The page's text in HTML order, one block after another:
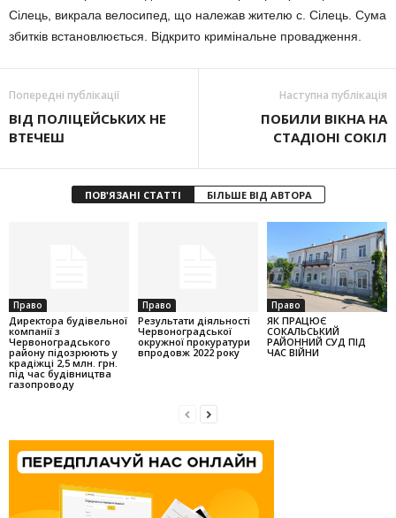
Сілець, викрала велосипед, що належав жителю с. Сілець. Сума
збитків встановлюється. Відкрито кримінальне провадження.
Попередні публікації
ВІД ПОЛІЦЕЙСЬКИХ НЕ
ВТЕЧЕШ
Наступна публікація
ПОБИЛИ ВІКНА НА
СТАДІОНІ СОКІЛ
ПОВ'ЯЗАНІ СТАТТІ БІЛЬШЕ ВІД АВТОРА
Право
Директора будівельної
компанії з
Червоноградського
району підозрюють у
крадіжці 2,5 млн. грн.
під час будівництва
газопроводу
Право
Результати діяльності
Червоноградської
окружної прокуратури
впродовж 2022 року
Право
ЯК ПРАЦЮЄ
СОКАЛЬСЬКИЙ
РАЙОННИЙ СУД ПІД
ЧАС ВІЙНИ